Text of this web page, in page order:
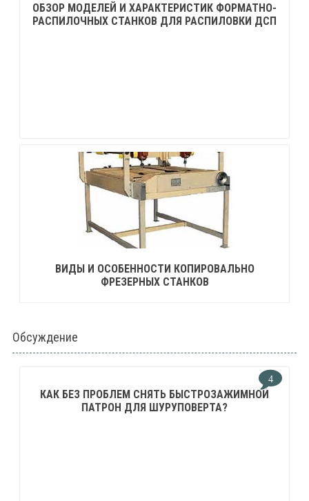
ОБЗОР МОДЕЛЕЙ И ХАРАКТЕРИСТИК ФОРМАТНО-
РАСПИЛОЧНЫХ СТАНКОВ ДЛЯ РАСПИЛОВКИ ДСП
ВИДЫ И ОСОБЕННОСТИ КОПИРОВАЛЬНО
ФРЕЗЕРНЫХ СТАНКОВ
Обсуждение
4
КАК БЕЗ ПРОБЛЕМ СНЯТЬ БЫСТРОЗАЖИМНОЙ
ПАТРОН ДЛЯ ШУРУПОВЕРТА?